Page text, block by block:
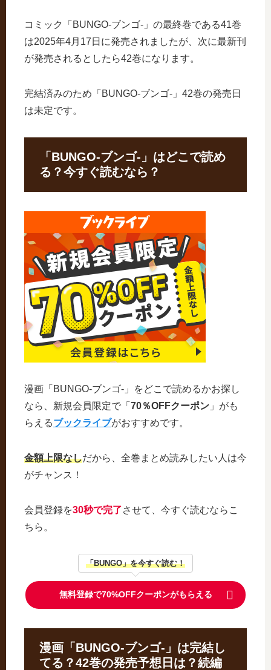
コミック「BUNGO-ブンゴ-」の最終巻である41巻
は2025年4月17日に発売されましたが、次に最新刊
が発売されるとしたら42巻になります。
完結済みのため「BUNGO-ブンゴ-」42巻の発売日
は未定です。
「BUNGO-ブンゴ-」はどこで読め
る？今すぐ読むなら？
漫画「BUNGO-ブンゴ-」をどこで読めるかお探し
なら、新規会員限定で「 70％OFFクーポン 」がも
らえるブックライブがおすすめです。
金額上限なしだから、全巻まとめ読みしたい人は今
がチャンス！
会員登録を30秒で完了させて、今すぐ読むならこ
ちら。
「BUNGO」を今すぐ読む！
無料登録で70%OFFクーポンがもらえる
漫画「BUNGO-ブンゴ-」は完結し
てる？42巻の発売予想日は？続編